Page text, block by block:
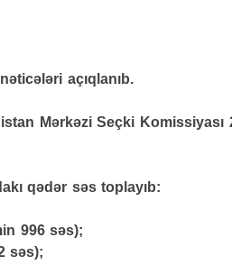
açıqlanıb.
Mərkəzi Seçki Komissiyası
qədər səs toplayıb:
996 səs);
səs);